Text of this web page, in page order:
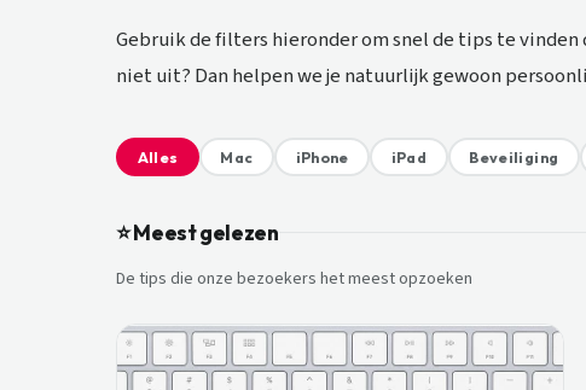
Gebruik de filters hieronder om snel de tips te vinden
niet uit? Dan helpen we je natuurlijk gewoon
Alles Mac iPhone iPad Beveiliging
⭐ Meest gelezen
De tips die onze bezoekers het meest opzoeken